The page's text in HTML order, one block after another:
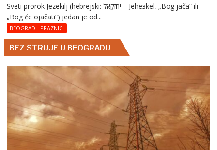
Sveti prorok Jezekilj (hebrejski: יְחֶזְקֵאל – Jehезkel, „Bog jača“ ili
„Bog će ojačati“) jedan je od...
BEOGRAD - PRAZNICI
BEZ STRUJE U BEOGRADU